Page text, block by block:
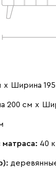
х Ширина
200 см х
матраса: 40